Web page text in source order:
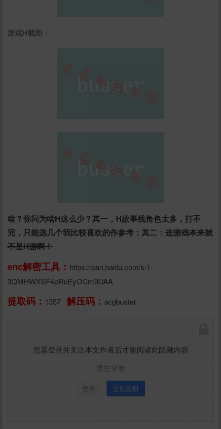
游戏H截图：
啥？你问为啥H这么少？其一，H故事线角色太多，打不
完，只能选几个我比较喜欢的作参考；其二： 这游戏本来就
不是H游啊！
enc解密工具： https://pan.baidu.com/s/1-
3QMHWXSF4pRuEyOCm9UAA
提取码： 1357 解压码： acgbuster
您需登录并关注本文作者后才能阅读此隐藏内容
请先登录
登录 立刻注册